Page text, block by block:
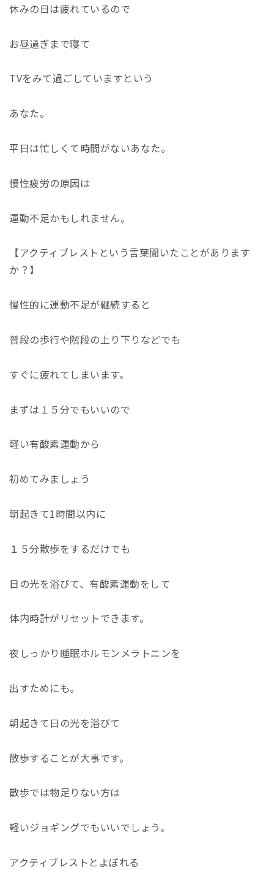
休みの日は疲れているので
お昼過ぎまで寝て
TVをみて過ごしていますという
あなた。
平日は忙しくて時間がないあなた。
慢性疲労の原因は
運動不足かもしれません。
【アクティブレストという言葉聞いたことがあります
か？】
慢性的に運動不足が継続すると
普段の歩行や階段の上り下りなどでも
すぐに疲れてしまいます。
まずは１５分でもいいので
軽い有酸素運動から
初めてみましょう
朝起きて1時間以内に
１５分散歩をするだけでも
日の光を浴びて、有酸素運動をして
体内時計がリセットできます。
夜しっかり睡眠ホルモンメラトニンを
出すためにも。
朝起きて日の光を浴びて
散歩することが大事です。
散歩では物足りない方は
軽いジョギングでもいいでしょう。
アクティブレストとよぼれる